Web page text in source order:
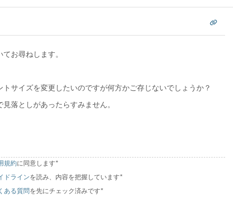
お尋ねします。
サイズを変更したいのですが何方かご存じないでしょうか？
落としがあったらすみません。
規約に同意します*
ドラインを読み、内容を把握しています*
ある質問を先にチェック済みです*